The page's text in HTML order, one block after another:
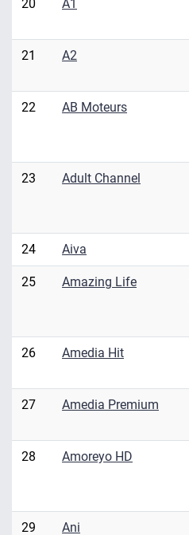
20 A1
21 A2
22 AB Moteurs
23 Adult Channel
24 Aiva
25 Amazing Life
26 Amedia Hit
27 Amedia Premium
28 Amoreyo HD
29 Ani